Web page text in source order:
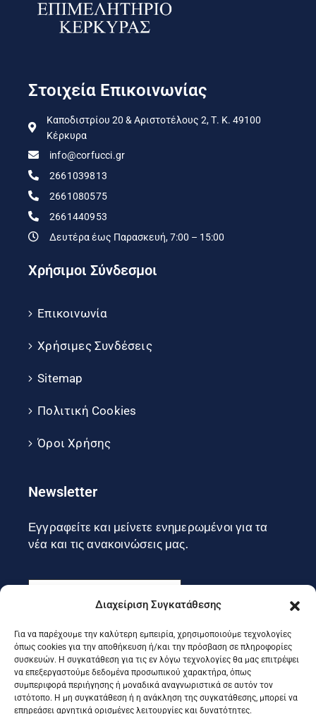
Διαχείριση Συγκατάθεσης
Για να παρέχουμε την καλύτερη εμπειρία, χρησιμοποιούμε τεχνολογίες
όπως cookies για την αποθήκευση ή/και την πρόσβαση σε πληροφορίες
συσκευών. Η συγκατάθεση για τις εν λόγω τεχνολογίες θα μας επιτρέψει
να επεξεργαστούμε δεδομένα προσωπικού χαρακτήρα, όπως
συμπεριφορά περιήγησης ή μοναδικά αναγνωριστικά σε αυτόν τον
ιστότοπο. Η μη συγκατάθεση ή η ανάκληση της συγκατάθεσης, μπορεί να
επηρεάσει αρνητικά ορισμένες λειτουργίες και δυνατότητες.
Στοιχεία Επικοινωνίας
Καποδιστρίου 20 & Αριστοτέλους 2, Τ. Κ. 49100
Κέρκυρα
info@corfucci.gr
2661039813
2661080575
2661440953
Δευτέρα έως Παρασκευή, 7:00 – 15:00
Χρήσιμοι Σύνδεσμοι
Επικοινωνία
Χρήσιμες Συνδέσεις
Sitemap
Πολιτική Cookies
Όροι Χρήσης
Newsletter
Εγγραφείτε και μείνετε ενημερωμένοι για τα
νέα και τις ανακοινώσεις μας.
Εγγραφή
Ακολουθήστε μας στα social